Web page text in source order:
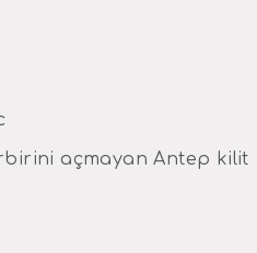
açmayan Antep kilit